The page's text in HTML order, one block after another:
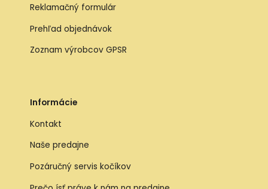
Reklamačný formulár
Prehľad objednávok
Zoznam výrobcov GPSR
Informácie
Kontakt
Naše predajne
Pozáručný servis kočíkov